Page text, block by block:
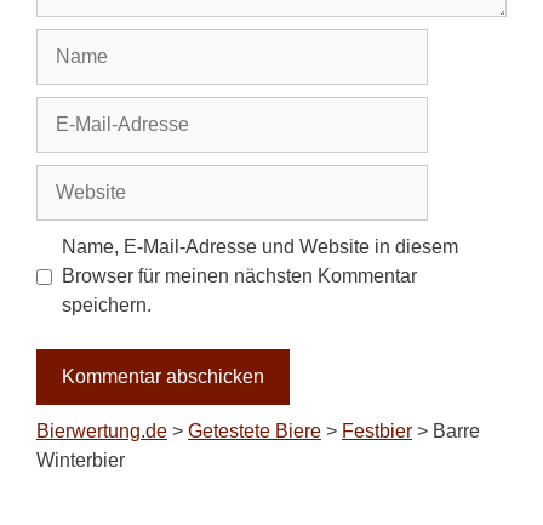
Adresse
Name, E-Mail-Adresse und Website in diesem
Browser für meinen nächsten Kommentar
speichern.
Bierwertung.de > Getestete Biere > Festbier > Barre
Winterbier